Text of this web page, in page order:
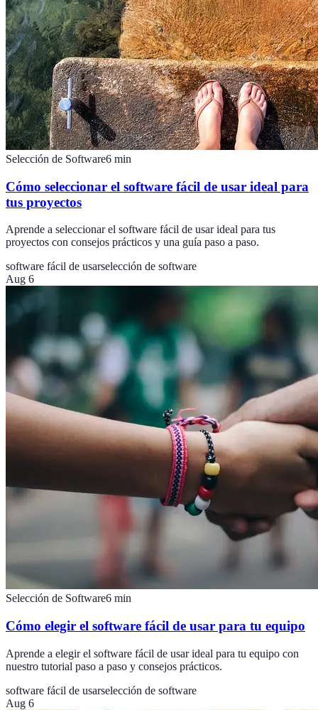
Selección de Software6 min
Cómo seleccionar el software fácil de usar ideal para
tus proyectos
Aprende a seleccionar el software fácil de usar ideal para tus
proyectos con consejos prácticos y una guía paso a paso.
software fácil de usarselección de software
Aug 6
Selección de Software6 min
Cómo elegir el software fácil de usar para tu equipo
Aprende a elegir el software fácil de usar ideal para tu equipo con
nuestro tutorial paso a paso y consejos prácticos.
software fácil de usarselección de software
Aug 6